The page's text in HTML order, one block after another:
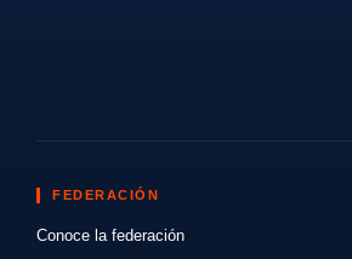
FEDERACIÓN
Conoce la federación